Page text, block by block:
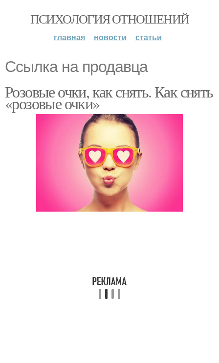
ПСИХОЛОГИЯ ОТНОШЕНИЙ
главная новости статьи
Ссылка на продавца
Розовые очки, как снять. Как снять
«розовые очки»